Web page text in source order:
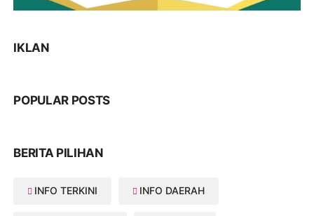
IKLAN
POPULAR POSTS
BERITA PILIHAN
INFO TERKINI INFO DAERAH